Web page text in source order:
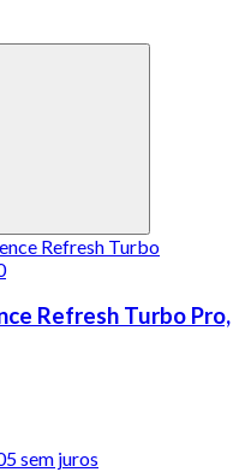
Refresh Turbo Pro,
sem juros